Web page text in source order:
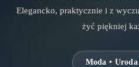
Elegancko, praktycznie i z
żyć piękniej
Moda •